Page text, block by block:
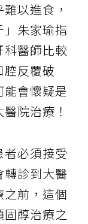
以進食，
朱家瑜指
科醫師比較
腔反覆破
會懷疑是
院治療！
必須接受
診到大醫
前，這個
醇治療之